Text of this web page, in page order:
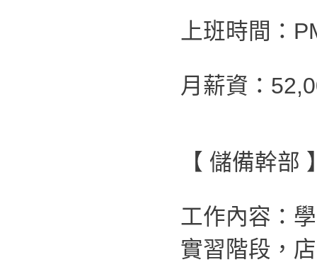
上班時間：
月薪資：
【 儲備幹部
工作內容：
實習階段，